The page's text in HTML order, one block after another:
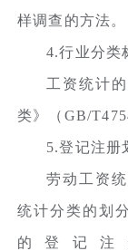
样调查的方法。
4.行业分类
工资统计
类》（GB/
5.登记注册
劳动工资
统计分类的划
的登记